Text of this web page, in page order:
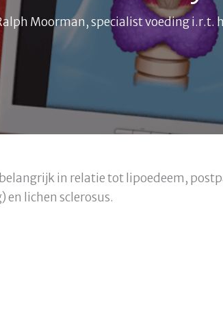
Moorman, specialist voeding i.r.t.
in relatie tot lipoedeem,
lichen sclerosus.